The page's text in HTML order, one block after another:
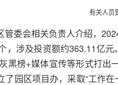
有关人员
管委会相关负责人介绍，
，涉及投资额约363.11亿
黑榜+媒体宣传等形式打出
了园区项目办，采取“工作